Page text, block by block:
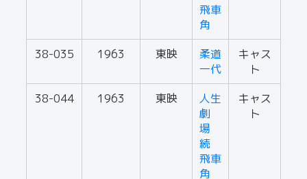
飛車
角
38-035 1963 東映
柔道
一代
キャス
ト
38-044
1963 東映
人生
劇
場
続
飛車
角
キャス
ト